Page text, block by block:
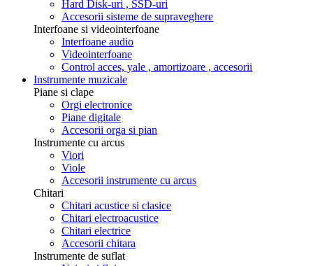
Hard Disk-uri , SSD-uri
Accesorii sisteme de supraveghere
Interfoane si videointerfoane
Interfoane audio
Videointerfoane
Control acces, yale , amortizoare , accesorii
Instrumente muzicale
Piane si clape
Orgi electronice
Piane digitale
Accesorii orga si pian
Instrumente cu arcus
Viori
Viole
Accesorii instrumente cu arcus
Chitari
Chitari acustice si clasice
Chitari electroacustice
Chitari electrice
Accesorii chitara
Instrumente de suflat